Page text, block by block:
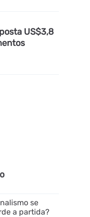
US$3,8
se
a partida?